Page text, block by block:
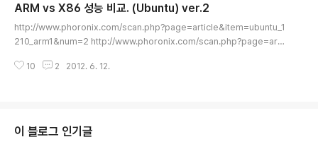
60 11.xx 결과가 상승하면서, 전체 수치가 그에 맞춰 변동.
- 엑시노스 4412 는 동클럭임에도 테그라3 와 상당한 차
이를 보입니다. 우분투 버전이 같다면 테그라3 결과도 꽤
- 클럭당 성능에서 엑시노스 쿼드..
ARM vs X86 성능 비교. (Ubuntu) ver.2
http://www.phoronix.com/scan.php?page=article&item=ubuntu_1
210_arm1&num=2 http://www.phoronix.com/scan.php?page=arti
니다. (ARM vs X86 성능 비교. (Ubuntu)) Ubuntu 12.10 결과가 추가되었
없습니다. (ARM vs X86 성능 비교. (Ubuntu)) - 20..
10 2 2012. 6. 12.
이 블로그 인기글